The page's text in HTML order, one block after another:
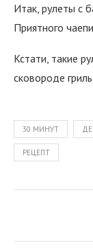
Итак, рулеты с
Приятного
Кстати, такие
сковороде гриль.
30 МИНУТ
РЕЦЕПТ